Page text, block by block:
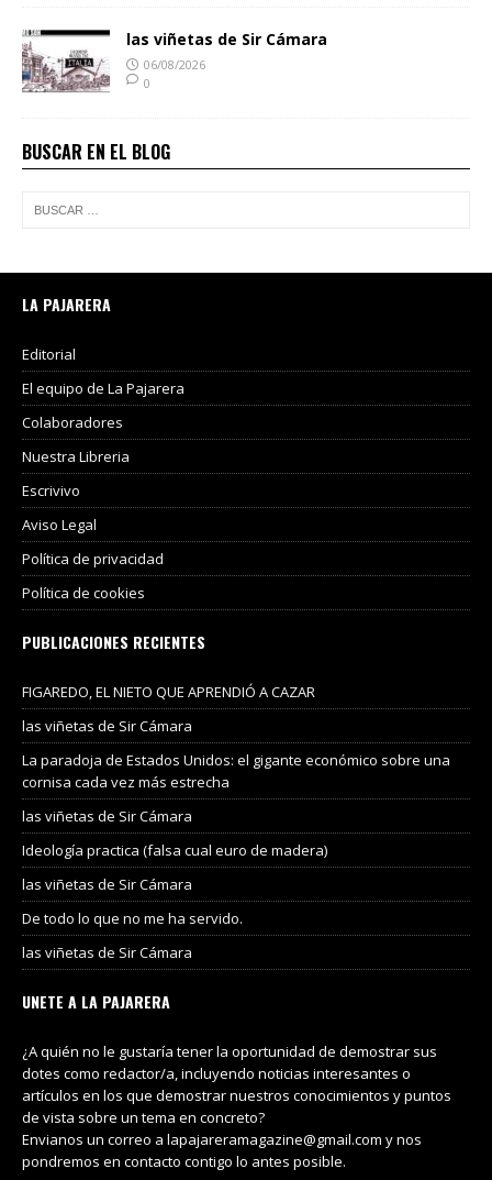
las viñetas de Sir Cámara
06/08/2026
0
BUSCAR EN EL BLOG
LA PAJARERA
Editorial
El equipo de La Pajarera
Colaboradores
Nuestra Libreria
Escrivivo
Aviso Legal
Política de privacidad
Política de cookies
PUBLICACIONES RECIENTES
FIGAREDO, EL NIETO QUE APRENDIÓ A CAZAR
las viñetas de Sir Cámara
La paradoja de Estados Unidos: el gigante económico sobre una
cornisa cada vez más estrecha
las viñetas de Sir Cámara
Ideología practica (falsa cual euro de madera)
las viñetas de Sir Cámara
De todo lo que no me ha servido.
las viñetas de Sir Cámara
UNETE A LA PAJARERA
¿A quién no le gustaría tener la oportunidad de demostrar sus
dotes como redactor/a, incluyendo noticias interesantes o
artículos en los que demostrar nuestros conocimientos y puntos
de vista sobre un tema en concreto?
Envianos un correo a lapajareramagazine@gmail.com y nos
pondremos en contacto contigo lo antes posible.